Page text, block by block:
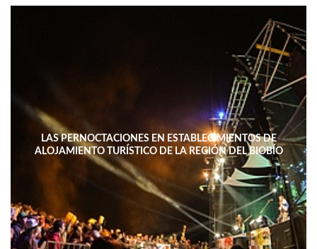
LAS PERNOCTACIONES EN ESTABLECIMIENTOS DE
ALOJAMIENTO TURÍSTICO DE LA REGIÓN DEL BIOBÍO
DISMINUYERON 15,4% INTERANUAL